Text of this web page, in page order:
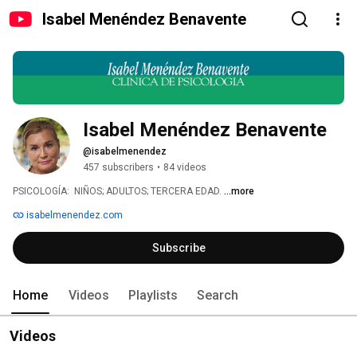
Isabel Menéndez Benavente
Isabel Menéndez Benavente
@isabelmenendez
457 subscribers • 84 videos
PSICOLOGÍA:  NIÑOS; ADULTOS; TERCERA EDAD. ...more
isabelmenendez.com
Subscribe
Home Videos Playlists Search
Videos